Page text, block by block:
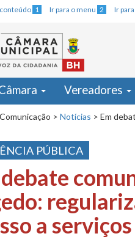
1 Ir para o menu 2 Ir
Vereadores
Comunicação > Notícias > Em
PÚBLICA
debate
a serviços